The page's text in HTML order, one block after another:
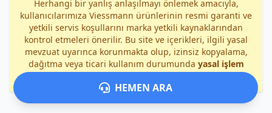
Herhangi bir yanlış anlaşılmayı önlemek amacıyla,
kullanıcılarımıza Viessmann ürünlerinin resmi garanti ve
yetkili servis koşullarını marka yetkili kaynaklarından
kontrol etmeleri önerilir. Bu site ve içerikleri, ilgili yasal
mevzuat uyarınca korunmakta olup, izinsiz kopyalama,
dağıtma veya ticari kullanım durumunda yasal işlem
uygulanacaktır.
HEMEN ARA